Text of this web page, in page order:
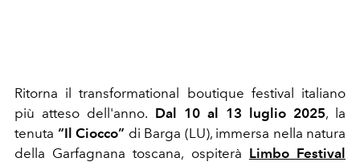
Ritorna il transformational boutique festival italiano
più atteso dell'anno. Dal 10 al 13 luglio 2025, la
tenuta “Il Ciocco” di Barga (LU), immersa nella natura
della Garfagnana toscana, ospiterà Limbo Festival